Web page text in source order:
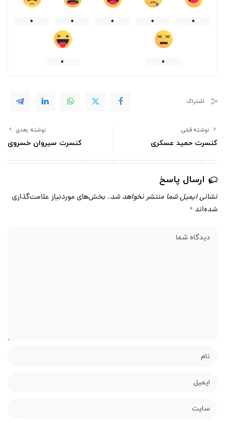
0
0
0
0
0
0
0
اشتراک
نوشته قبلی
کنسرت حمید عسکری
نوشته بعدی
کنسرت سیروان خسروی
ارسال پاسخ
نشانی ایمیل شما منتشر نخواهد شد. بخش‌های موردنیاز علامت‌گذاری
شده‌اند *